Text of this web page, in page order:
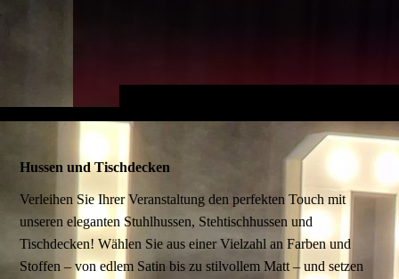
Hussen und Tischdecken
Verleihen Sie Ihrer Veranstaltung den perfekten Touch mit
unseren eleganten Stuhlhussen, Stehtischhussen und
Tischdecken! Wählen Sie aus einer Vielzahl an Farben und
Stoffen – von edlem Satin bis zu stilvollem Matt – und setzen